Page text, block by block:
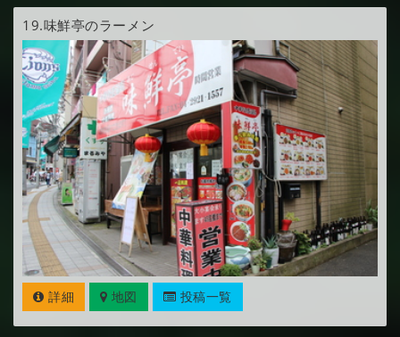
19.味鮮亭のラーメン
詳細 地図 投稿一覧